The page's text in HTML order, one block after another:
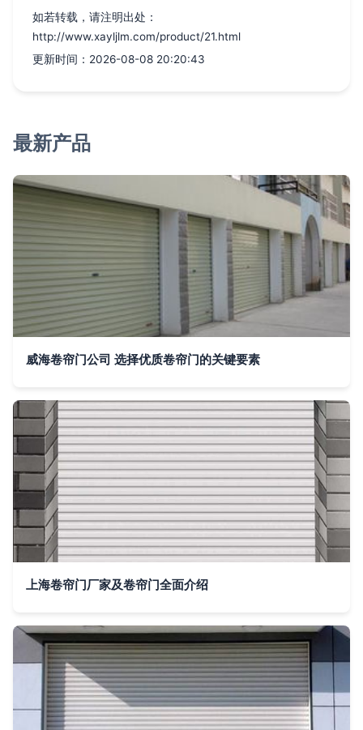
如若转载，请注明出处：
http://www.xayljlm.com/product/21.html
更新时间：2026-08-08 20:20:43
最新产品
威海卷帘门公司 选择优质卷帘门的关键要素
上海卷帘门厂家及卷帘门全面介绍